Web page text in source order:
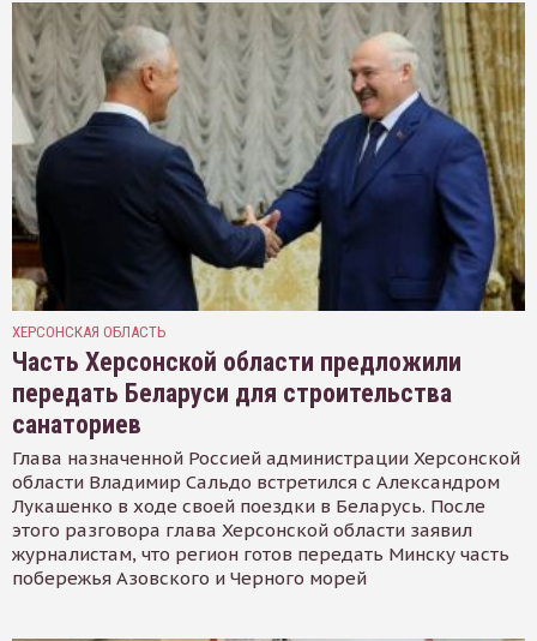
ХЕРСОНСКАЯ ОБЛАСТЬ
Часть Херсонской области предложили
передать Беларуси для строительства
санаториев
Глава назначенной Россией администрации Херсонской
области Владимир Сальдо встретился с Александром
Лукашенко в ходе своей поездки в Беларусь. После
этого разговора глава Херсонской области заявил
журналистам, что регион готов передать Минску часть
побережья Азовского и Черного морей